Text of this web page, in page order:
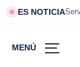
ES NOTICIA
MENÚ